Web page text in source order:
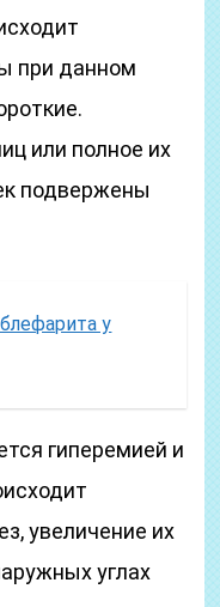
при данном
или полное их
подвержены
у
гиперемией и
увеличение их
углах